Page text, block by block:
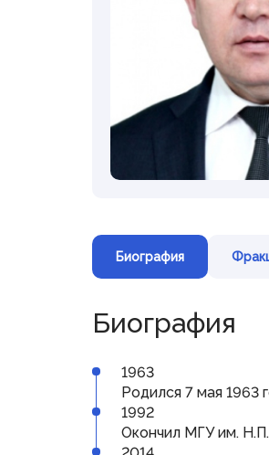
© Государственное
Республики Мордовия,
Представительная
деятельность
Межпарламентское
сотрудничество
Консультативные органы
Государственном
Совет законодателей
Биография
Биография
1963
Родился 7 мая
1992
Окончил МГУ им.